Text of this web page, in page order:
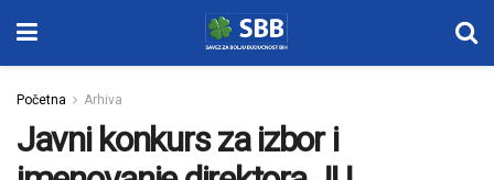
Početna Arhiva
Javni konkurs za izbor i